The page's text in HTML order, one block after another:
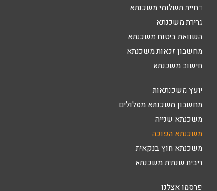
דחיית תשלומי משכנתא
גרירת משכנתא
השוואת ביטוח משכנתא
מחשבון זכאות משכנתא
חישוב משכנתא
יועץ משכנתאות
מחשבון משכנתא מסלולים
משכנתא שנייה
משכנתא הפוכה
משכנתא חוץ בנקאית
ריבית שנתית משכנתא
פרסמו אצלנו